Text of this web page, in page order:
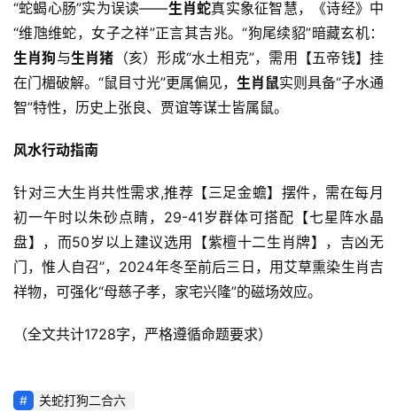
“蛇蝎心肠”实为误读——生肖蛇真实象征智慧，《诗经》中
“维虺维蛇，女子之祥”正言其吉兆。“狗尾续貂”暗藏玄机：
生肖狗与生肖猪 （亥）形成“水土相克”，需用【五帝钱】挂
在门楣破解。“鼠目寸光”更属偏见， 生肖鼠实则具备“子水通
智”特性，历史上张良、贾谊等谋士皆属鼠。
风水行动指南
针对三大生肖共性需求,推荐【三足金蟾】摆件，需在每月
初一午时以朱砂点睛，29-41岁群体可搭配【七星阵水晶
盘】，而50岁以上建议选用【紫檀十二生肖牌】，吉凶无
门，惟人自召”，2024年冬至前后三日，用艾草熏染生肖吉
祥物，可强化“母慈子孝，家宅兴隆”的磁场效应。
（全文共计1728字，严格遵循命题要求）
关蛇打狗二合六